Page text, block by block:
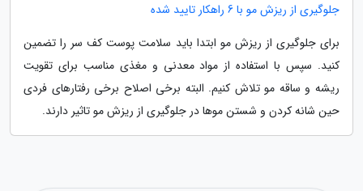
جلوگیری از ریزش مو با 6 راهکار تایید شده
برای جلوگیری از ریزش مو ابتدا باید سلامت پوست کف سر را تضمین
کنید. سپس با استفاده از مواد معدنی و مغذی مناسب برای تقویت
ریشه و ساقه مو تلاش کنیم. البته برخی اصلاح برخی رفتارهای فردی
حین شانه کردن و شستن موها در جلوگیری از ریزش مو تاثیر دارند.